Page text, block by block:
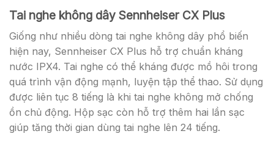
Tai nghe không dây Sennheiser CX Plus
Giống như nhiều dòng tai nghe không dây phổ biến
hiện nay, Sennheiser CX Plus hỗ trợ chuẩn kháng
nước IPX4. Tai nghe có thể kháng được mồ hôi trong
quá trình vận động mạnh, luyện tập thể thao. Sử dụng
được liên tục 8 tiếng là khi tai nghe không mở chống
ồn chủ động. Hộp sạc còn hỗ trợ thêm hai lần sạc
giúp tăng thời gian dùng tai nghe lên 24 tiếng.